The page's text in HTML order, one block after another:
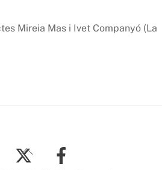
Mireia Mas i Ivet Companyó (La
To
Top